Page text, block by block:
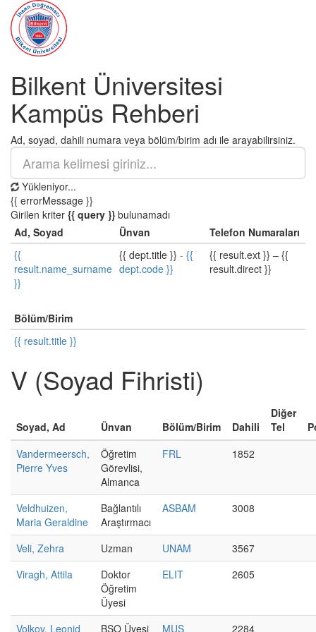
Bilkent Üniversitesi
Kampüs Rehberi
Ad, soyad, dahili numara veya bölüm/birim adı ile arayabilirsiniz.
Yükleniyor...
{{ errorMessage }}
Girilen kriter {{ query }} bulunamadı
Ad, Soyad
Ünvan
Telefon Numaraları
{{
result.name_surname
}}
{{ dept.title }} - {{
dept.code }}
{{ result.ext }} – {{
result.direct }}
Bölüm/Birim
{{ result.title }}
V (Soyad Fihristi)
Soyad, Ad Ünvan Bölüm/Birim Dahili
Diğer
Tel
Vandermeersch,
Pierre Yves
Öğretim
Görevlisi,
Almanca
FRL 1852
Veldhuizen,
Maria Geraldine
Bağlantılı
Araştırmacı
ASBAM 3008
Veli, Zehra Uzman UNAM
3567
Viragh, Attila
Doktor
Öğretim
Üyesi
ELIT 2605
Volkov, Leonid BSO Üyesi MUS 2284